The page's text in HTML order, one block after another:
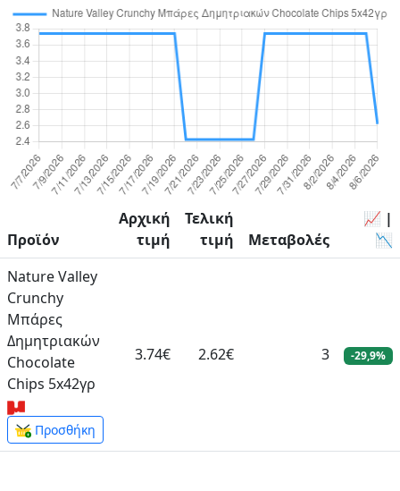
Προϊόν
Αρχική
τιμή
Τελική
τιμή
Μεταβολές
📈 |
📉
Nature Valley
Crunchy
Μπάρες
Δημητριακών
Chocolate
Chips 5x42γρ
Προσθήκη
3.74€ 2.62€ 3 -29,9%